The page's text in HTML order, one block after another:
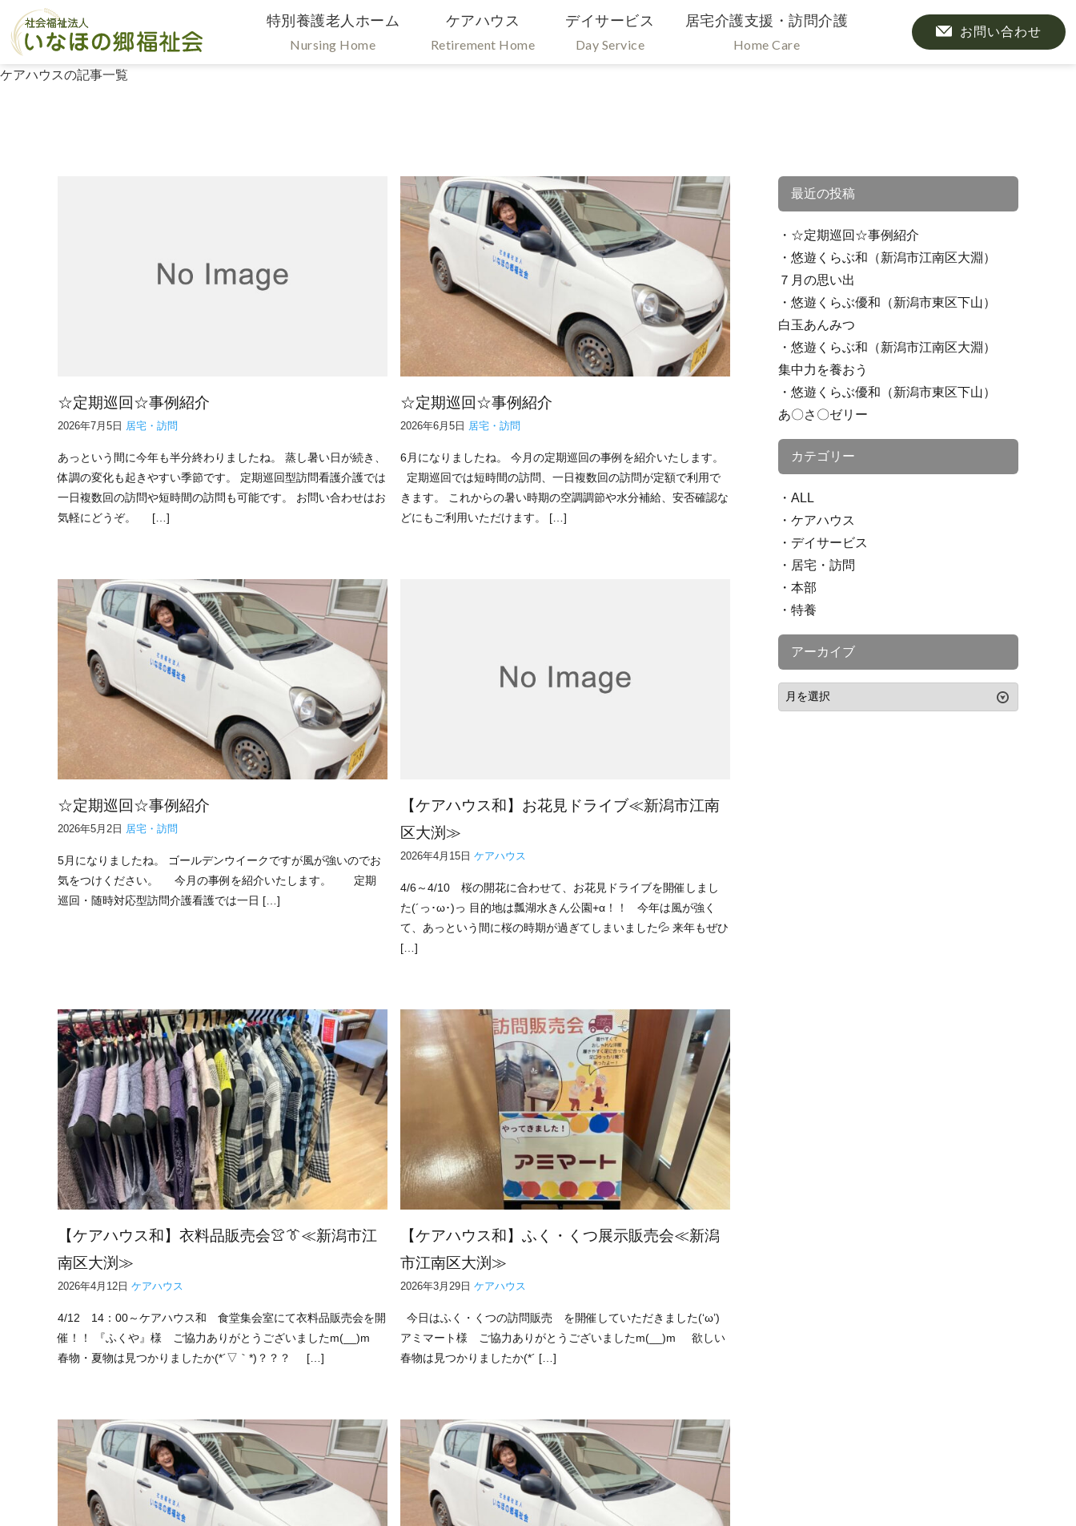
特別養護老人ホーム
Nursing Home
ケアハウス
Retirement Home
デイサービス
Day Service
居宅介護支援・訪問介護
Home Care
お問い合わせ
ケアハウスの記事一覧
☆定期巡回☆事例紹介
2026年7月5日 居宅・訪問
あっという間に今年も半分終わりましたね。 蒸し暑い日が続き、
体調の変化も起きやすい季節です。 定期巡回型訪問看護介護では
一日複数回の訪問や短時間の訪問も可能です。 お問い合わせはお
気軽にどうぞ。 […]
☆定期巡回☆事例紹介
2026年6月5日 居宅・訪問
6月になりましたね。 今月の定期巡回の事例を紹介いたします。
定期巡回では短時間の訪問、一日複数回の訪問が定額で利用で
きます。 これからの暑い時期の空調調節や水分補給、安否確認な
どにもご利用いただけます。 […]
☆定期巡回☆事例紹介
2026年5月2日 居宅・訪問
5月になりましたね。 ゴールデンウイークですが風が強いのでお
気をつけください。 今月の事例を紹介いたします。 定期
巡回・随時対応型訪問介護看護では一日 […]
【ケアハウス和】お花見ドライブ≪新潟市江南
区大渕≫
2026年4月15日ケアハウス
4/6～4/10 桜の開花に合わせて、お花見ドライブを開催しまし
た(´っ･ω･)っ 目的地は瓢湖水きん公園+α！！ 今年は風が強く
て、あっという間に桜の時期が過ぎてしまいました💦 来年もぜひ
[…]
【ケアハウス和】衣料品販売会👚👔≪新潟市江
南区大渕≫
2026年4月12日 ケアハウス
4/12 14：00～ケアハウス和 食堂集会室にて衣料品販売会を開
催！！ 『ふくや』様 ご協力ありがとうございましたm(__)m
春物・夏物は見つかりましたか(*´▽｀*)？？？ […]
【ケアハウス和】ふく・くつ展示販売会≪新潟
市江南区大渕≫
2026年3月29日ケアハウス
今日はふく・くつの訪問販売 を開催していただきました(‘ω’)
アミマート様 ご協力ありがとうございましたm(__)m 欲しい
春物は見つかりましたか(*´ […]
最近の投稿
☆定期巡回☆事例紹介
悠遊くらぶ和（新潟市江南区大淵）
７月の思い出
悠遊くらぶ優和（新潟市東区下山）
白玉あんみつ
悠遊くらぶ和（新潟市江南区大淵）
集中力を養おう
悠遊くらぶ優和（新潟市東区下山）
あ〇さ〇ゼリー
カテゴリー
ALL
ケアハウス
デイサービス
居宅・訪問
本部
特養
アーカイブ